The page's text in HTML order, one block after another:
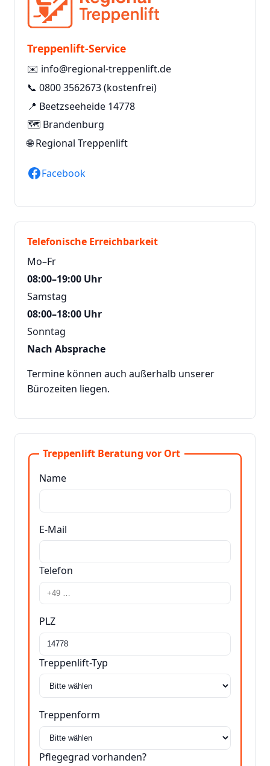
Treppenlift-Service
✉️ info@regional-treppenlift.de
📞 0800 3562673(kostenfrei)
📍 Beetzseeheide 14778
🗺️ Brandenburg
🌐Regional Treppenlift
Facebook
Telefonische Erreichbarkeit
Mo–Fr
08:00–19:00 Uhr
Samstag
08:00–18:00 Uhr
Sonntag
Nach Absprache
Termine können auch außerhalb unserer
Bürozeiten liegen.
Treppenlift Beratung vor Ort
Name
E-Mail
Telefon
PLZ
Treppenlift-Typ
Treppenform
Pflegegrad vorhanden?